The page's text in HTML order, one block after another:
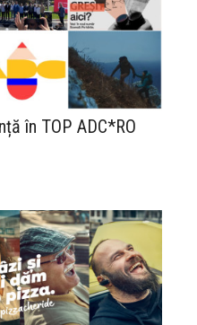
în TOP ADC*RO